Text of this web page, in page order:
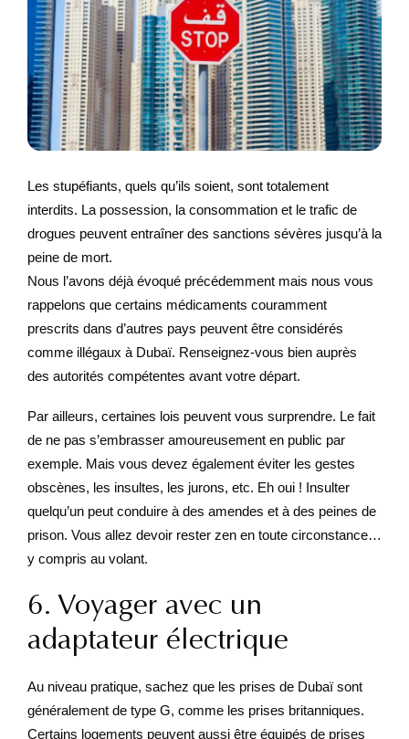
Les stupéfiants, quels qu’ils soient, sont totalement
interdits. La possession, la consommation et le trafic de
drogues peuvent entraîner des sanctions sévères jusqu’à la
peine de mort.
Nous l’avons déjà évoqué précédemment mais nous vous
rappelons que certains médicaments couramment
prescrits dans d’autres pays peuvent être considérés
comme illégaux à Dubaï. Renseignez-vous bien auprès
des autorités compétentes avant votre départ.
Par ailleurs, certaines lois peuvent vous surprendre. Le fait
de ne pas s’embrasser amoureusement en public par
exemple. Mais vous devez également éviter les gestes
obscènes, les insultes, les jurons, etc. Eh oui ! Insulter
quelqu’un peut conduire à des amendes et à des peines de
prison. Vous allez devoir rester zen en toute circonstance…
y compris au volant.
6. Voyager avec un
adaptateur électrique
Au niveau pratique, sachez que les prises de Dubaï sont
généralement de type G, comme les prises britanniques.
Certains logements peuvent aussi être équipés de prises